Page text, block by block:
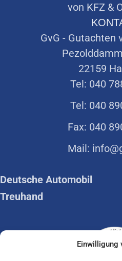
Einwilligung
von KFZ &
GvG - Gutachten
22159
Tel: 040
Tel: 040
Fax: 040
Mail:
Deutsche Automobil
Treuhand